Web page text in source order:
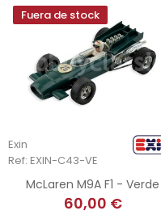
Fuera de stock
Exin
Ref: EXIN-C43-VE
McLaren M9A F1 - Verde
60,00 €